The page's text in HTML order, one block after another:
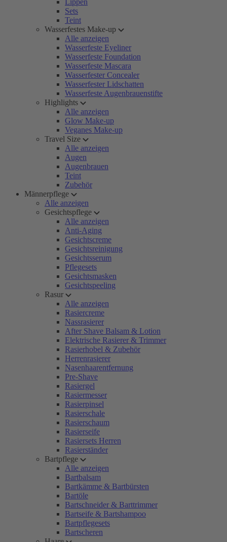
Lippen
Sets
Teint
Wasserfestes Make-up
Alle anzeigen
Wasserfeste Eyeliner
Wasserfeste Foundation
Wasserfeste Mascara
Wasserfester Concealer
Wasserfester Lidschatten
Wasserfeste Augenbrauenstifte
Highlights
Alle anzeigen
Glow Make-up
Veganes Make-up
Travel Size
Alle anzeigen
Augen
Augenbrauen
Teint
Zubehör
Männerpflege
Alle anzeigen
Gesichtspflege
Alle anzeigen
Anti-Aging
Gesichtscreme
Gesichtsreinigung
Gesichtsserum
Pflegesets
Gesichtsmasken
Gesichtspeeling
Rasur
Alle anzeigen
Rasiercreme
Nassrasierer
After Shave Balsam & Lotion
Elektrische Rasierer & Trimmer
Rasierhobel & Zubehör
Herrenrasierer
Nasenhaarentfernung
Pre-Shave
Rasiergel
Rasiermesser
Rasierpinsel
Rasierschale
Rasierschaum
Rasierseife
Rasiersets Herren
Rasierständer
Bartpflege
Alle anzeigen
Bartbalsam
Bartkämme & Bartbürsten
Bartöle
Bartschneider & Barttrimmer
Bartseife & Bartshampoo
Bartpflegesets
Bartscheren